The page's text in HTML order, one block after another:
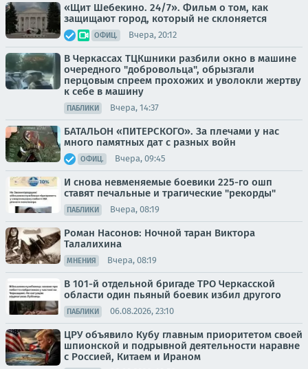
«Щит Шебекино. 24/7». Фильм о том, как
защищают город, который не склоняется
ОФИЦ. Вчера, 20:12
В Черкассах ТЦКшники разбили окно в машине
очередного "добровольца", обрызгали
перцовым спреем прохожих и уволокли жертву
к себе в машину
ПАБЛИКИ Вчера, 14:37
БАТАЛЬОН «ПИТЕРСКОГО». За плечами у нас
много памятных дат с разных войн
ОФИЦ. Вчера, 09:45
И снова невменяемые боевики 225-го ошп
ставят печальные и трагические "рекорды"
ПАБЛИКИ Вчера, 08:19
Роман Насонов: Ночной таран Виктора
Талалихина
МНЕНИЯ Вчера, 08:19
В 101-й отдельной бригаде ТРО Черкасской
области один пьяный боевик избил другого
ПАБЛИКИ 06.08.2026, 23:10
ЦРУ объявило Кубу главным приоритетом своей
шпионской и подрывной деятельности наравне
с Россией, Китаем и Ираном